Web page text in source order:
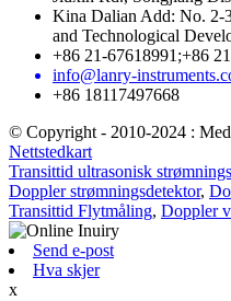
Kina Dalian Add: No. 2-
and Technological
+86 21-67618991;+86
info@lanry-
+86 18117497668
© Copyright - 2010-2024 : Med
Nettstedkart
Transittid ultrasonisk
Doppler strømningsdetektor,
Transittid Flytmåling, Doppler
Send e-post
Hva skjer
x